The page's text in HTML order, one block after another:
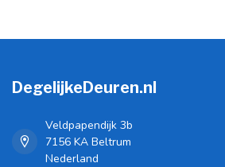
DegelijkeDeuren.nl
Veldpapendijk 3b
7156 KA Beltrum
Nederland